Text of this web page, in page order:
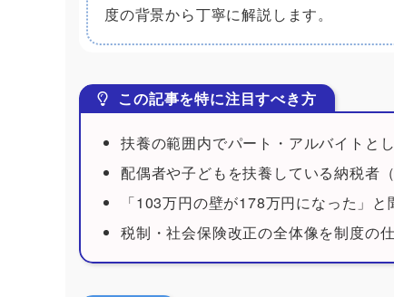
度の背景から丁寧に解説します。
この記事を特に注目すべき方
扶養の範囲内でパート・アルバイトと
配偶者や子どもを扶養している納税者
「103万円の壁が178万円になった」
税制・社会保険改正の全体像を制度の